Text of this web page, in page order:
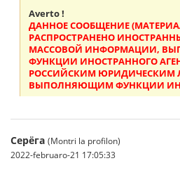
Averto !
ДАННОЕ СООБЩЕНИЕ
РАСПРОСТРАНЕНО
МАССОВОЙ ИНФОРМАЦИИ,
ФУНКЦИИ ИНОСТРАННОГО
РОССИЙСКИМ ЮРИДИЧЕСКИМ
ВЫПОЛНЯЮЩИМ ФУНКЦИИ
Серёга (Montri la profilon)
2022-februaro-21 17:05:33